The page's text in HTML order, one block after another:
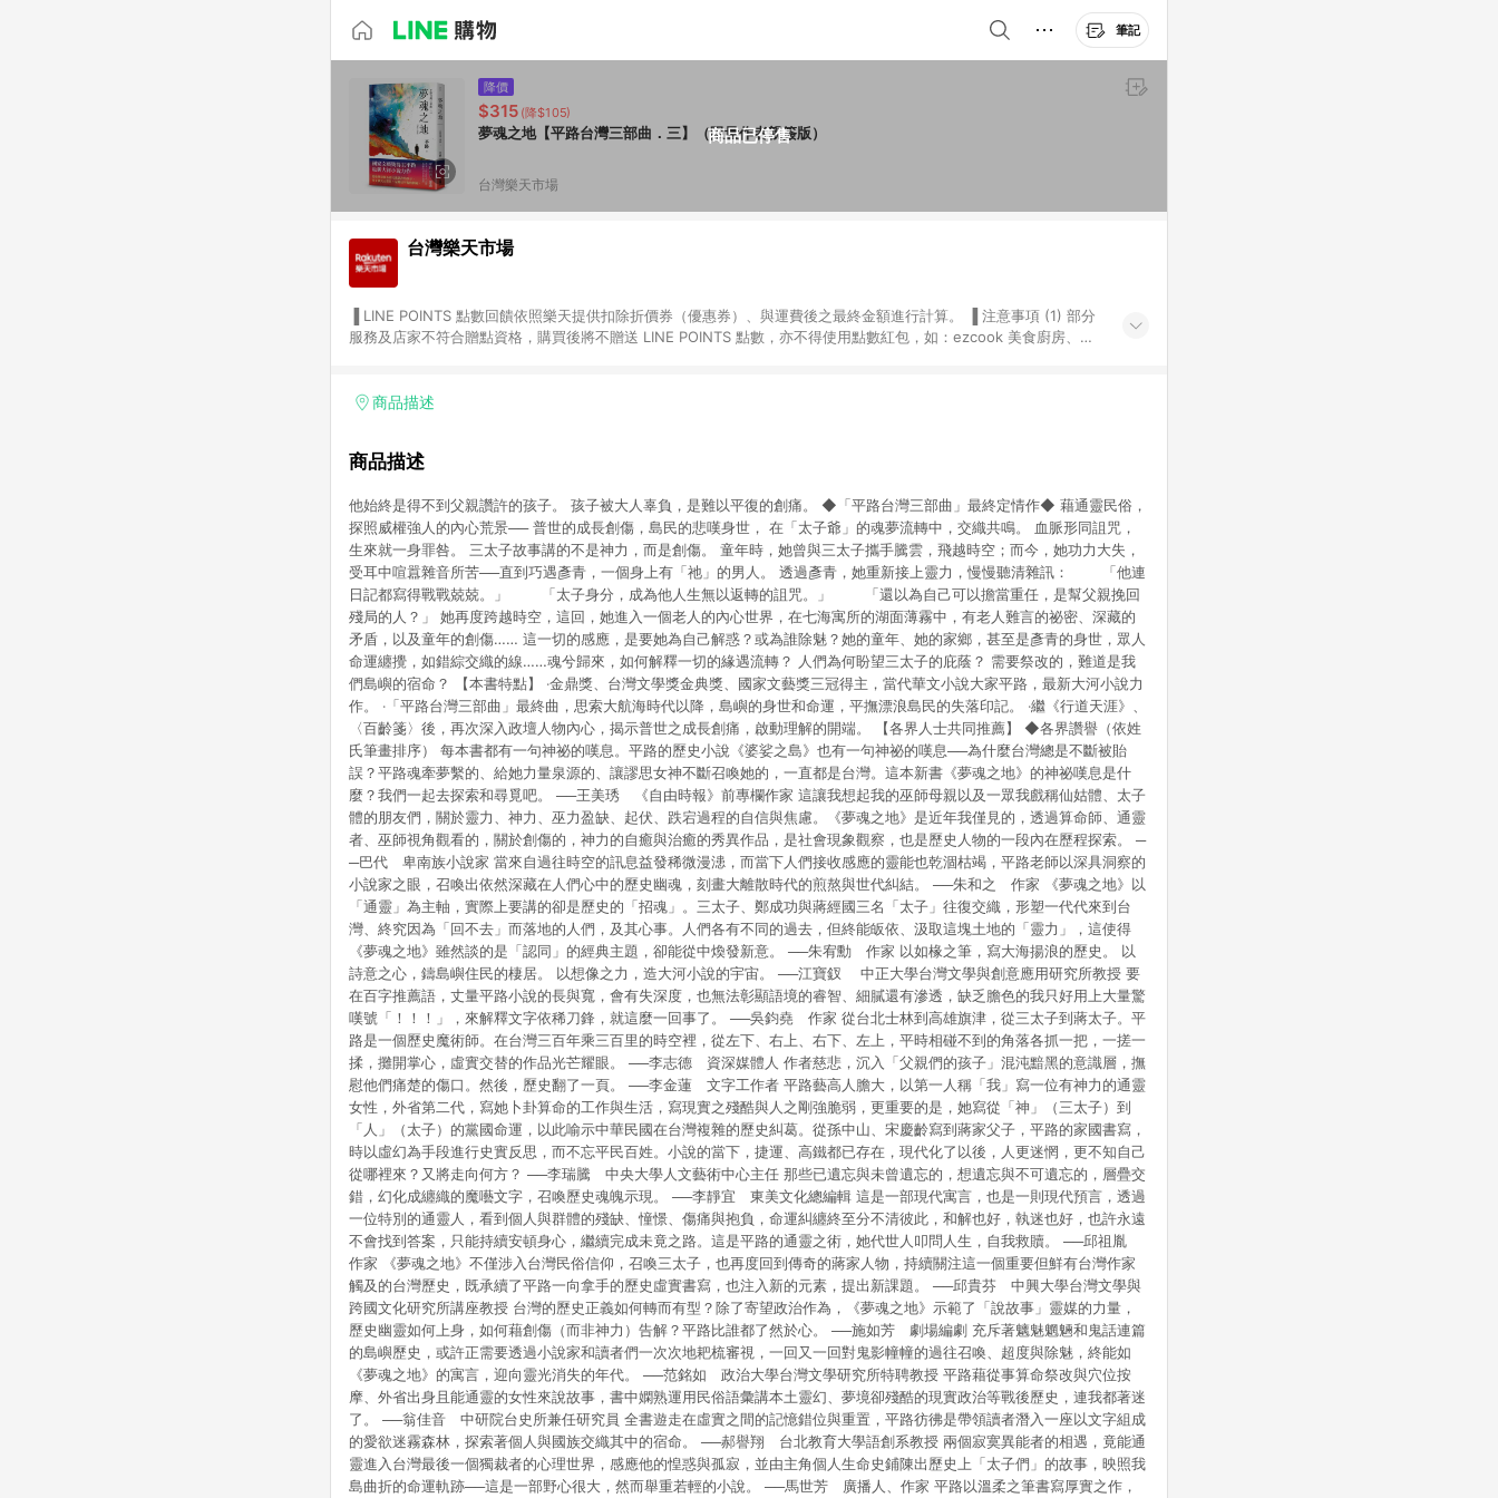
筆記
商品已停售
降價
$315 (降$105)
夢魂之地【平路台灣三部曲．三】（限量作者親簽版）
台灣樂天市場
台灣樂天市場
服務及店家不符合贈點資格，購買後將不贈送 LINE POINTS 點數，亦不得使用點數紅包，如：ezcook 美食廚房、樂
享有 LINE POINTS 回饋。 (3) 若購買之訂單（包含預購商品）未符合樂天市場 45 天內完成訂單出貨及結帳，則不符
會有時間差，如顯示之商品規格、顏色、價位、贈品與台灣樂天市場銷售網頁不符，以銷售網頁標示為準。 (6) 導購訂
點數回饋或點數回饋有爭議，台灣樂天市場保有更改條款與法律追訴之權利，活動詳情以樂天市場網站公告為準。
商品描述
商品描述
他始終是得不到父親讚許的孩子。 孩子被大人辜負，是難以平復的創痛。 ◆「平路台灣三部曲」最終定情作◆ 藉通靈民俗，
探照威權強人的內心荒景── 普世的成長創傷，島民的悲嘆身世， 在「太子爺」的魂夢流轉中，交織共鳴。 血脈形同詛咒，
生來就一身罪咎。 三太子故事講的不是神力，而是創傷。 童年時，她曾與三太子攜手騰雲，飛越時空；而今，她功力大失，
受耳中喧囂雜音所苦──直到巧遇彥青，一個身上有「祂」的男人。 透過彥青，她重新接上靈力，慢慢聽清雜訊： 「他連
日記都寫得戰戰兢兢。」 「太子身分，成為他人生無以返轉的詛咒。」 「還以為自己可以擔當重任，是幫父親挽回
殘局的人？」 她再度跨越時空，這回，她進入一個老人的內心世界，在七海寓所的湖面薄霧中，有老人難言的祕密、深藏的
矛盾，以及童年的創傷…… 這一切的感應，是要她為自己解惑？或為誰除魅？她的童年、她的家鄉，甚至是彥青的身世，眾人
命運纏攪，如錯綜交織的線……魂兮歸來，如何解釋一切的緣遇流轉？ 人們為何盼望三太子的庇蔭？ 需要祭改的，難道是我
們島嶼的宿命？ 【本書特點】 ‧金鼎獎、台灣文學獎金典獎、國家文藝獎三冠得主，當代華文小說大家平路，最新大河小說力
作。 ‧「平路台灣三部曲」最終曲，思索大航海時代以降，島嶼的身世和命運，平撫漂浪島民的失落印記。 ‧繼《行道天涯》、
〈百齡箋〉後，再次深入政壇人物內心，揭示普世之成長創痛，啟動理解的開端。 【各界人士共同推薦】 ◆各界讚譽（依姓
氏筆畫排序） 每本書都有一句神祕的嘆息。平路的歷史小說《婆娑之島》也有一句神祕的嘆息──為什麼台灣總是不斷被貽
誤？平路魂牽夢繫的、給她力量泉源的、讓謬思女神不斷召喚她的，一直都是台灣。這本新書《夢魂之地》的神祕嘆息是什
麼？我們一起去探索和尋覓吧。 ──王美琇 《自由時報》前專欄作家 這讓我想起我的巫師母親以及一眾我戲稱仙姑體、太子
體的朋友們，關於靈力、神力、巫力盈缺、起伏、跌宕過程的自信與焦慮。《夢魂之地》是近年我僅見的，透過算命師、通靈
者、巫師視角觀看的，關於創傷的，神力的自癒與治癒的秀異作品，是社會現象觀察，也是歷史人物的一段內在歷程探索。 ─
─巴代 卑南族小說家 當來自過往時空的訊息益發稀微漫漶，而當下人們接收感應的靈能也乾涸枯竭，平路老師以深具洞察的
小說家之眼，召喚出依然深藏在人們心中的歷史幽魂，刻畫大離散時代的煎熬與世代糾結。 ──朱和之 作家 《夢魂之地》以
「通靈」為主軸，實際上要講的卻是歷史的「招魂」。三太子、鄭成功與蔣經國三名「太子」往復交織，形塑一代代來到台
灣、終究因為「回不去」而落地的人們，及其心事。人們各有不同的過去，但終能皈依、汲取這塊土地的「靈力」，這使得
《夢魂之地》雖然談的是「認同」的經典主題，卻能從中煥發新意。 ──朱宥勳 作家 以如椽之筆，寫大海揚浪的歷史。 以
詩意之心，鑄島嶼住民的棲居。 以想像之力，造大河小說的宇宙。 ──江寶釵 中正大學台灣文學與創意應用研究所教授 要
在百字推薦語，丈量平路小說的長與寬，會有失深度，也無法彰顯語境的睿智、細膩還有滲透，缺乏膽色的我只好用上大量驚
嘆號「！！！」，來解釋文字依稀刀鋒，就這麼一回事了。 ──吳鈞堯 作家 從台北士林到高雄旗津，從三太子到蔣太子。平
路是一個歷史魔術師。在台灣三百年乘三百里的時空裡，從左下、右上、右下、左上，平時相碰不到的角落各抓一把，一搓一
揉，攤開掌心，虛實交替的作品光芒耀眼。 ──李志德 資深媒體人 作者慈悲，沉入「父親們的孩子」混沌黯黑的意識層，撫
慰他們痛楚的傷口。然後，歷史翻了一頁。 ──李金蓮 文字工作者 平路藝高人膽大，以第一人稱「我」寫一位有神力的通靈
女性，外省第二代，寫她卜卦算命的工作與生活，寫現實之殘酷與人之剛強脆弱，更重要的是，她寫從「神」（三太子）到
「人」（太子）的黨國命運，以此喻示中華民國在台灣複雜的歷史糾葛。從孫中山、宋慶齡寫到蔣家父子，平路的家國書寫，
時以虛幻為手段進行史實反思，而不忘平民百姓。小說的當下，捷運、高鐵都已存在，現代化了以後，人更迷惘，更不知自己
從哪裡來？又將走向何方？ ──李瑞騰 中央大學人文藝術中心主任 那些已遺忘與未曾遺忘的，想遺忘與不可遺忘的，層疊交
錯，幻化成纏織的魔囈文字，召喚歷史魂魄示現。 ──李靜宜 東美文化總編輯 這是一部現代寓言，也是一則現代預言，透過
一位特別的通靈人，看到個人與群體的殘缺、憧憬、傷痛與抱負，命運糾纏終至分不清彼此，和解也好，執迷也好，也許永遠
不會找到答案，只能持續安頓身心，繼續完成未竟之路。這是平路的通靈之術，她代世人叩問人生，自我救贖。 ──邱祖胤
作家 《夢魂之地》不僅涉入台灣民俗信仰，召喚三太子，也再度回到傳奇的蔣家人物，持續關注這一個重要但鮮有台灣作家
觸及的台灣歷史，既承續了平路一向拿手的歷史虛實書寫，也注入新的元素，提出新課題。 ──邱貴芬 中興大學台灣文學與
跨國文化研究所講座教授 台灣的歷史正義如何轉而有型？除了寄望政治作為，《夢魂之地》示範了「說故事」靈媒的力量，
歷史幽靈如何上身，如何藉創傷（而非神力）告解？平路比誰都了然於心。 ──施如芳 劇場編劇 充斥著魑魅魍魎和鬼話連篇
的島嶼歷史，或許正需要透過小說家和讀者們一次次地耙梳審視，一回又一回對鬼影幢幢的過往召喚、超度與除魅，終能如
《夢魂之地》的寓言，迎向靈光消失的年代。 ──范銘如 政治大學台灣文學研究所特聘教授 平路藉從事算命祭改與穴位按
摩、外省出身且能通靈的女性來說故事，書中嫻熟運用民俗語彙講本土靈幻、夢境卻殘酷的現實政治等戰後歷史，連我都著迷
了。 ──翁佳音 中研院台史所兼任研究員 全書遊走在虛實之間的記憶錯位與重置，平路彷彿是帶領讀者潛入一座以文字組成
的愛欲迷霧森林，探索著個人與國族交織其中的宿命。 ──郝譽翔 台北教育大學語創系教授 兩個寂寞異能者的相遇，竟能通
靈進入台灣最後一個獨裁者的心理世界，感應他的惶惑與孤寂，並由主角個人生命史鋪陳出歷史上「太子們」的故事，映照我
島曲折的命運軌跡──這是一部野心很大，然而舉重若輕的小說。 ──馬世芳 廣播人、作家 平路以溫柔之筆書寫厚實之作，